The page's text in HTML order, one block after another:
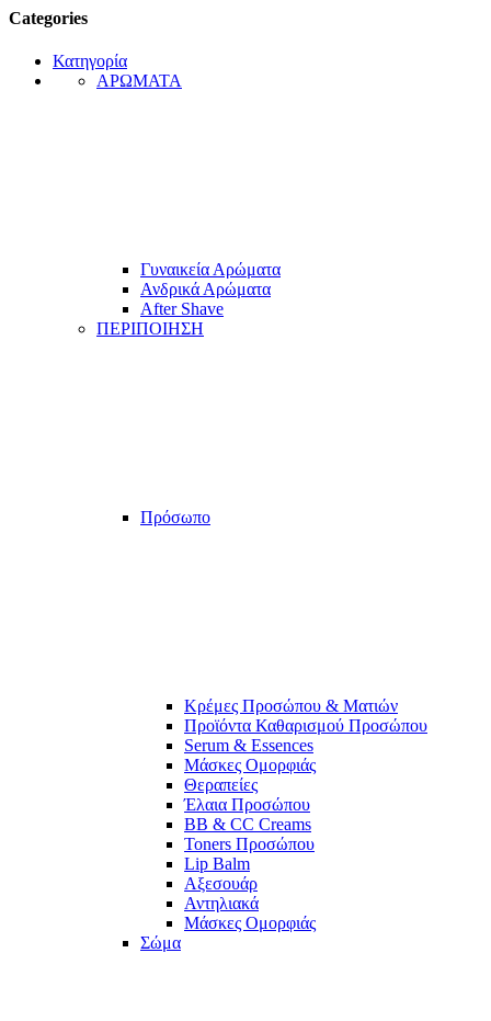
Categories
Κατηγορία
ΑΡΩΜΑΤΑ
Γυναικεία Αρώματα
Ανδρικά Αρώματα
After Shave
ΠΕΡΙΠΟΙΗΣΗ
Πρόσωπο
Κρέμες Προσώπου & Ματιών
Προϊόντα Καθαρισμού Προσώπου
Serum & Essences
Μάσκες Ομορφιάς
Θεραπείες
Έλαια Προσώπου
BB & CC Creams
Toners Προσώπου
Lip Balm
Αξεσουάρ
Αντηλιακά
Μάσκες Ομορφιάς
Σώμα